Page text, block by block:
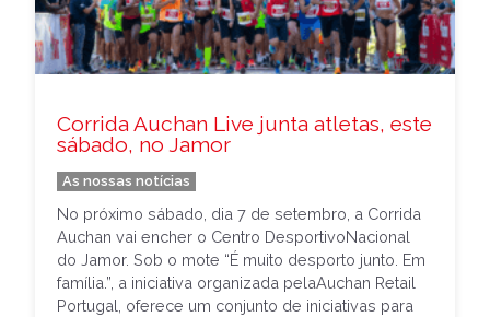
Corrida Auchan Live junta atletas, este
sábado, no Jamor
As nossas notícias
No próximo sábado, dia 7 de setembro, a Corrida
Auchan vai encher o Centro DesportivoNacional
do Jamor. Sob o mote “É muito desporto junto. Em
família.”, a iniciativa organizada pelaAuchan Retail
Portugal, oferece um conjunto de iniciativas para